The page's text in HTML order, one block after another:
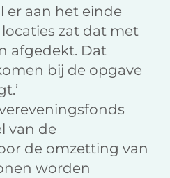
er aan het einde
zat dat met
afgedekt. Dat
bij de opgave
van de
de omzetting van
worden